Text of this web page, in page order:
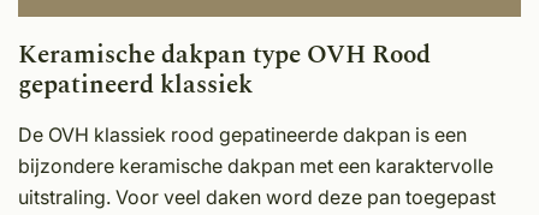
Keramische dakpan type OVH Rood
gepatineerd klassiek
De OVH klassiek rood gepatineerde dakpan is een
bijzondere keramische dakpan met een karaktervolle
uitstraling. Voor veel daken word deze pan toegepast